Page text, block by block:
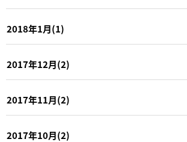
2018年1月(1)
2017年12月(2)
2017年11月(2)
2017年10月(2)